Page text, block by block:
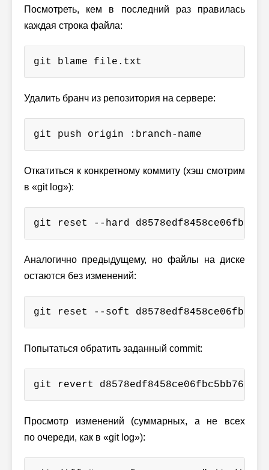
Посмотреть, кем в последний раз правилась
каждая строка файла:
git blame file.txt
Удалить бранч из репозитория на сервере:
git push origin :branch-name
Откатиться к конкретному коммиту (хэш смотрим
в «git log»):
git reset --hard
Аналогично предыдущему, но файлы на диске
остаются без изменений:
git reset --soft
Попытаться обратить заданный commit:
git revert
Просмотр изменений (суммарных, а не всех
по очереди, как в «git log»):